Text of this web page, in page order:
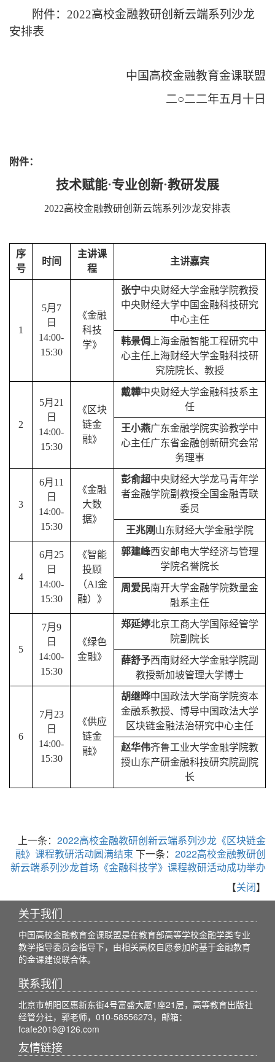
附件： 2022高校金融教研创新云端系列沙龙
安排表
中国高校金融教育金课联盟
二○二二年五月十日
附件：
技术赋能·专业创新·教研发展
2022高校金融教研创新云端系列沙龙安排表
序
号
时间
主讲课
程
主讲嘉宾
1
5月 7
日
14:00-
15:30
《金融
科技
学》
张宁中央财经大学金融学院教授
中央财经大学中国金融科技研究
中心主任
韩景倜 上海金融智能工程研究中
心主任上海财经大学金融科技研
究院院长、教授
2
5月 21
日
14:00-
15:30
《区块
链金
融》
戴韡中央财经大学金融科技系主
任
王小燕广东金融学院实验教学中
心主任广东省金融创新研究会常
务理事
3
6月 11
日
14:00-
15:30
《金融
大数
据》
彭俞超中央财经大学龙马青年学
者金融学院副教授全国金融青联
委员
王兆刚 山东财经大学金融学院
4
6月 25
日
14:00-
15:30
《智能
投顾
（AI金
融）》
郭建峰西安邮电大学经济与管理
学院名誉院长
周爱民南开大学金融学院数量金
融系主任
5
7月 9
日
14:00-
15:30
《绿色
金融》
郑延婷北京工商大学国际经管学
院副院长
薛舒予西南财经大学金融学院副
教授新加坡管理大学博士
6
7月 23
日
14:00-
15:30
《供应
链金
融》
胡继晔中国政法大学商学院资本
金融系教授、博导中国政法大学
区块链金融法治研究中心主任
赵华伟齐鲁工业大学金融学院教
授山东产研金融科技研究院副院
长
上一条： 2022高校金融教研创新云端系列沙龙《区块链金
融》课程教研活动圆满结束 下一条： 2022高校金融教研创
新云端系列沙龙首场《金融科技学》课程教研活动成功举办
【关闭】
关于我们
中国高校金融教育金课联盟是在教育部高等学校金融学类专业
教学指导委员会指导下，由相关高校自愿参加的基于金融教育
的金课建设联合体。
联系我们
北京市朝阳区惠新东街4号富盛大厦1座21层，高等教育出版社
经管分社，郭老师，010-58556273，邮箱：
fcafe2019@126.com
友情链接